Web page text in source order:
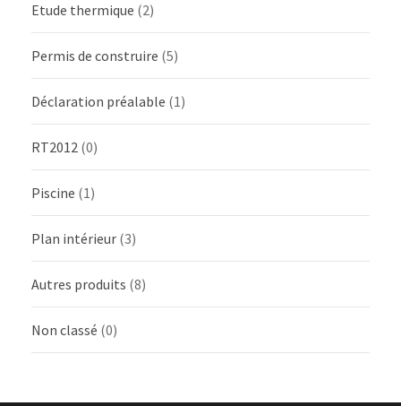
Etude thermique (2)
Permis de construire (5)
Déclaration préalable (1)
RT2012 (0)
Piscine (1)
Plan intérieur (3)
Autres produits (8)
Non classé (0)